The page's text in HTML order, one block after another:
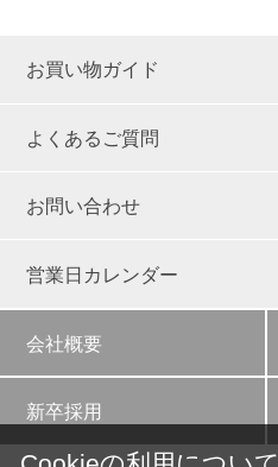
お買い物ガイド
よくあるご質問
お問い合わせ
営業日カレンダー
会社概要
新卒採用